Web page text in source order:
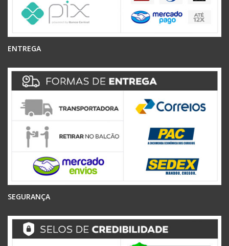
ENTREGA
SEGURANÇA